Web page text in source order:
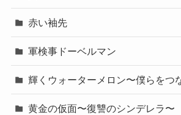
赤い袖先
軍検事ドーベルマン
輝くウォーターメロン〜僕らをつ
黄金の仮面〜復讐のシンデレラ〜